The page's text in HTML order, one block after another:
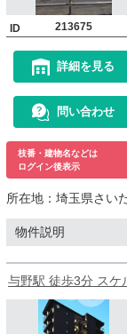
ID 213675
詳細を見る
問い合わせ
枝番・建物名などは
ログイン後表示
所在地： 埼玉県さい
物件説明
与野駅 徒歩3分 スケ